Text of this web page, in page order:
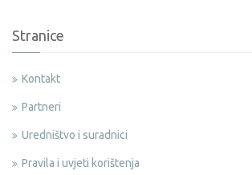
Stranice
Kontakt
Partneri
Uredništvo i suradnici
Pravila i uvjeti korištenja